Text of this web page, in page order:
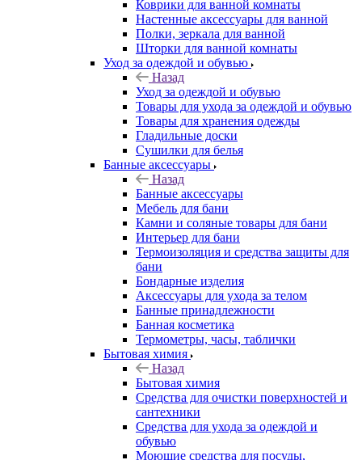
Коврики для ванной комнаты
Настенные аксессуары для ванной
Полки, зеркала для ванной
Шторки для ванной комнаты
Уход за одеждой и обувью
Назад
Уход за одеждой и обувью
Товары для ухода за одеждой и обувью
Товары для хранения одежды
Гладильные доски
Сушилки для белья
Банные аксессуары
Назад
Банные аксессуары
Мебель для бани
Камни и соляные товары для бани
Интерьер для бани
Термоизоляция и средства защиты для
бани
Бондарные изделия
Аксеcсуары для ухода за телом
Банные принадлежности
Банная косметика
Термометры, часы, таблички
Бытовая химия
Назад
Бытовая химия
Средства для очистки поверхностей и
сантехники
Средства для ухода за одеждой и
обувью
Моющие средства для посуды,